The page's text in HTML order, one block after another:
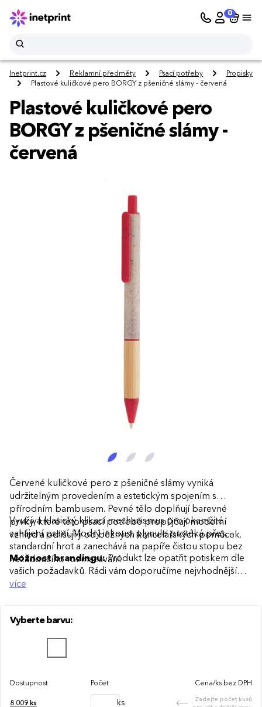
0
Inetprint.cz Reklamní předměty Psací potřeby
Propisky
Plastové kuličkové pero BORGY z pšeničné slámy - červená
Plastové kuličkové pero
BORGY z pšeničné slámy -
červená
Červené kuličkové pero z pšeničné slámy vyniká
udržitelným provedením a estetickým spojením s
přírodním bambusem. Pevné tělo doplňují barevné
prvky, které této psací potřebě propůjčují moderní
vzhled a odlišují ji od běžných kancelářských pomůcek.
Využívá klasický klikací mechanismus pro okamžité
zahájení psaní. Modrý inkoust plynule protéká přes
standardní hrot a zanechává na papíře čistou stopu bez
nežádoucího rozmazávání.
Možnost brandingu:Produkt lze opatřit potiskem dle
vašich požadavků. Rádi vám doporučíme nejvhodnější
technologii potisku s ohledem na design i váš rozpočet.
více
Vyberte barvu:
Dostupnost Počet Cena/ks bez DPH
8 009 ks ks
Zadejte počet kusů